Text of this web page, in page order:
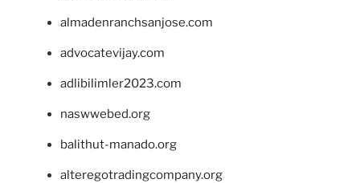
almadenranchsanjose.com
advocatevijay.com
adlibilimler2023.com
naswwebed.org
balithut-manado.org
alteregotradingcompany.org